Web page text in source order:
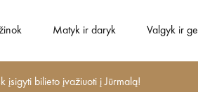
Matyk ir daryk Valgyk ir
įsigyti bilieto įvažiuoti į Jūrmalą!